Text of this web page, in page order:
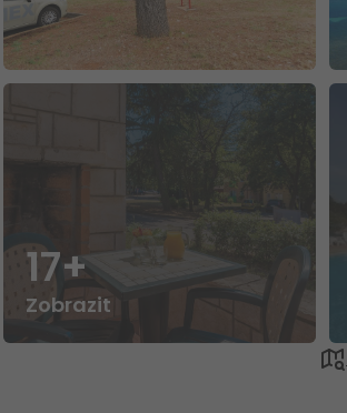
17+
Zobrazit